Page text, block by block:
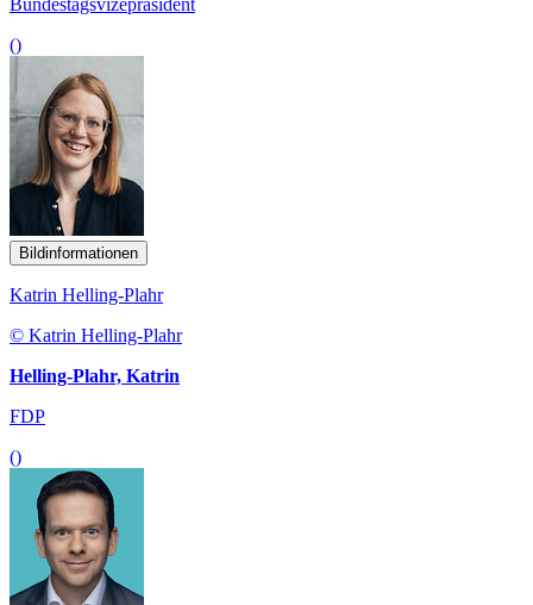
()
Bildinformationen
Katrin Helling-Plahr
© Katrin Helling-Plahr
Helling-Plahr, Katrin
FDP
()